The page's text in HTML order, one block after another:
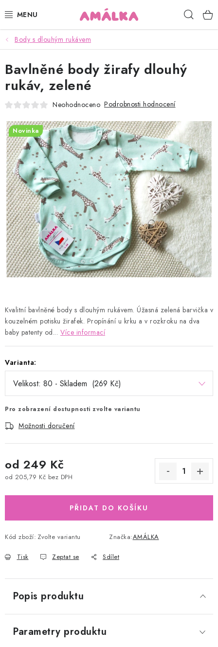
na
KOJENECKÉ, DĚTSKÉ OBLEČENÍ
ČEPICE, RUKAVICE, NÁKRČNÍKY
OSUŠKY, BRYNDÁKY, DEKY, DOPLŇKY
POUKAZY
KONTAKTY
HODNOCENÍ OBCHODU
Kontakty Proč AMÁLKA?
Doprava a platba
Tabulka velikostí
Postup pro vrácení a výměnu
Velkoobchod
Obchodní podmínky
Podmínky ochrany osobních údajů
Blog
Body s dlouhým rukávem
Kvalitní bavlněné body s dlouhým rukávem. Úžasná zelená barvička v
kouzelném potisku žirafek. Propínání u krku a v rozkroku na dva
baby patenty od... Více informací
Varianta:
Pro zobrazení dostupnosti zvolte variantu
Možnosti doručení
od 249 Kč
od 205,79 Kč bez DPH
PŘIDAT DO KOŠÍKU
Kód zboží: Zvolte variantu Značka:AMÁLKA
Tisk Zeptat se Sdílet
Bavlněné body žirafy dlouhý
rukáv, zelené
Neohodnoceno Podrobnosti hodnocení
Novinka
Popis produktu
Parametry produktu